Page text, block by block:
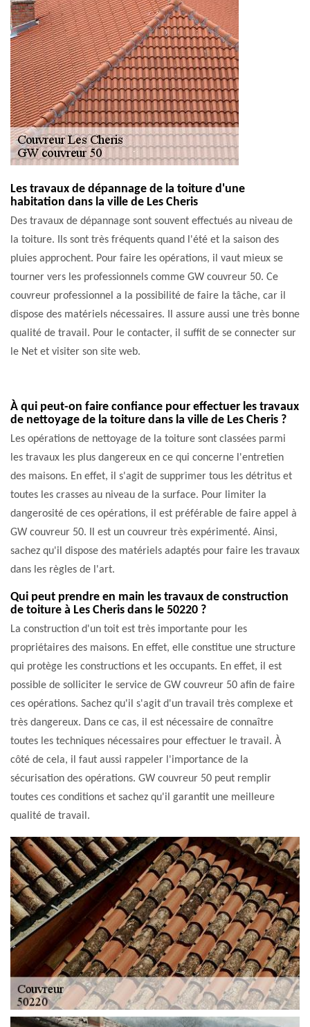
Les travaux de dépannage de la toiture d'une
habitation dans la ville de Les Cheris
Des travaux de dépannage sont souvent effectués au niveau de
la toiture. Ils sont très fréquents quand l'été et la saison des
pluies approchent. Pour faire les opérations, il vaut mieux se
tourner vers les professionnels comme GW couvreur 50. Ce
couvreur professionnel a la possibilité de faire la tâche, car il
dispose des matériels nécessaires. Il assure aussi une très bonne
qualité de travail. Pour le contacter, il suffit de se connecter sur
le Net et visiter son site web.
À qui peut-on faire confiance pour effectuer les travaux
de nettoyage de la toiture dans la ville de Les Cheris ?
Les opérations de nettoyage de la toiture sont classées parmi
les travaux les plus dangereux en ce qui concerne l'entretien
des maisons. En effet, il s'agit de supprimer tous les détritus et
toutes les crasses au niveau de la surface. Pour limiter la
dangerosité de ces opérations, il est préférable de faire appel à
GW couvreur 50. Il est un couvreur très expérimenté. Ainsi,
sachez qu'il dispose des matériels adaptés pour faire les travaux
dans les règles de l'art.
Qui peut prendre en main les travaux de construction
de toiture à Les Cheris dans le 50220 ?
La construction d'un toit est très importante pour les
propriétaires des maisons. En effet, elle constitue une structure
qui protège les constructions et les occupants. En effet, il est
possible de solliciter le service de GW couvreur 50 afin de faire
ces opérations. Sachez qu'il s'agit d'un travail très complexe et
très dangereux. Dans ce cas, il est nécessaire de connaître
toutes les techniques nécessaires pour effectuer le travail. À
côté de cela, il faut aussi rappeler l'importance de la
sécurisation des opérations. GW couvreur 50 peut remplir
toutes ces conditions et sachez qu'il garantit une meilleure
qualité de travail.